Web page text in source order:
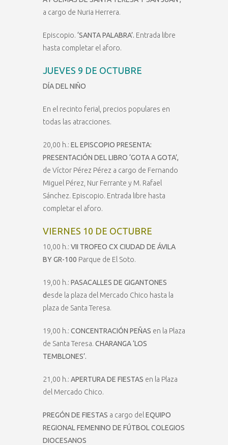
a cargo de Nuria Herrera.
Episcopio. ‘SANTA PALABRA’. Entrada libre
hasta completar el aforo.
JUEVES 9 DE OCTUBRE
DÍA DEL NIÑO
En el recinto ferial, precios populares en
todas las atracciones.
20,00 h.: EL EPISCOPIO PRESENTA:
PRESENTACIÓN DEL LIBRO ‘GOTA A GOTA’,
de Víctor Pérez Pérez a cargo de Fernando
Miguel Pérez, Nur Ferrante y M. Rafael
Sánchez. Episcopio. Entrada libre hasta
completar el aforo.
VIERNES 10 DE OCTUBRE
10,00 h.: VII TROFEO CX CIUDAD DE ÁVILA
BY GR-100 Parque de El Soto.
19,00 h.: PASACALLES DE GIGANTONES
desde la plaza del Mercado Chico hasta la
plaza de Santa Teresa.
19,00 h.: CONCENTRACIÓN PEÑAS en la Plaza
de Santa Teresa. CHARANGA ‘LOS
TEMBLONES’.
21,00 h.: APERTURA DE FIESTAS en la Plaza
del Mercado Chico.
PREGÓN DE FIESTAS a cargo del EQUIPO
REGIONAL FEMENINO DE FÚTBOL COLEGIOS
DIOCESANOS